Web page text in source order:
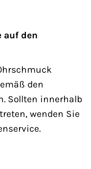
auf den
den
Sollten innerhalb
wenden Sie